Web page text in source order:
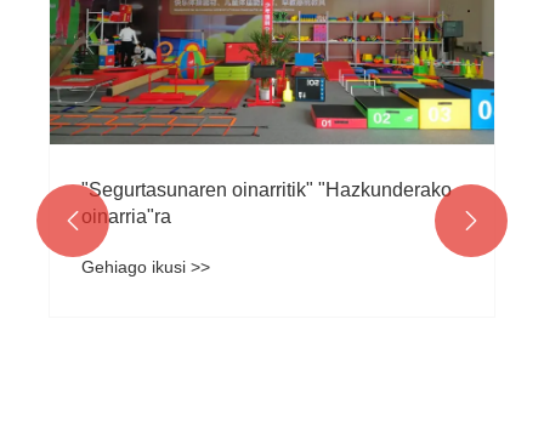
Gehiago ikusi >>
 